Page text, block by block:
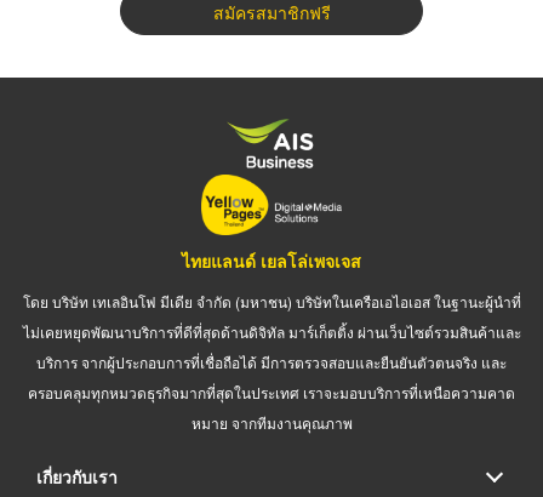
สมัครสมาชิกฟรี
ไทยแลนด์ เยลโล่เพจเจส
โดย บริษัท เทเลอินโฟ มีเดีย จำกัด (มหาชน) บริษัทในเครือเอไอเอส ในฐานะผู้นำที่
ไม่เคยหยุดพัฒนาบริการที่ดีที่สุดด้านดิจิทัล มาร์เก็ตติ้ง ผ่านเว็บไซต์รวมสินค้าและ
บริการ จากผู้ประกอบการที่เชื่อถือได้ มีการตรวจสอบและยืนยันตัวตนจริง และ
ครอบคลุมทุกหมวดธุรกิจมากที่สุดในประเทศ เราจะมอบบริการที่เหนือความคาด
หมาย จากทีมงานคุณภาพ
เกี่ยวกับเรา